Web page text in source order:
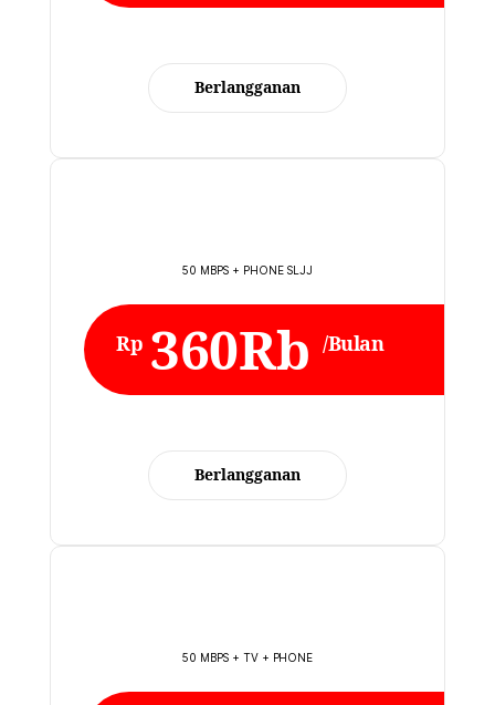
Berlangganan
50 MBPS + PHONE SLJJ
Rp 360Rb /Bulan
Berlangganan
50 MBPS + TV + PHONE